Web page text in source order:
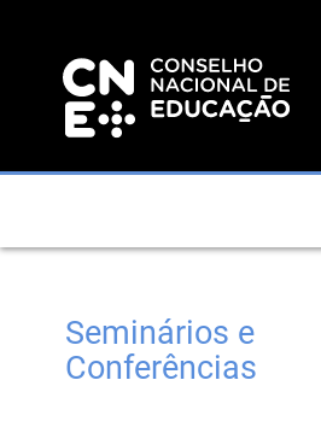
Seminários e
Conferências